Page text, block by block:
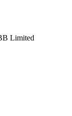
Limited